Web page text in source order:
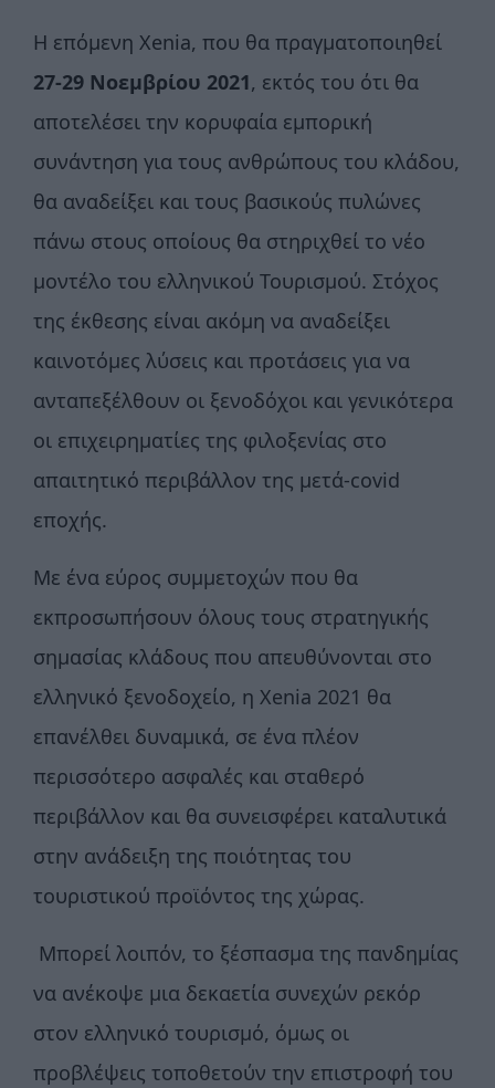
Η επόμενη Χenia, που θα πραγματοποιηθεί
27-29 Νοεμβρίου 2021, εκτός του ότι θα
αποτελέσει την κορυφαία εμπορική
συνάντηση για τους ανθρώπους του κλάδου,
θα αναδείξει και τους βασικούς πυλώνες
πάνω στους οποίους θα στηριχθεί το νέο
μοντέλο του ελληνικού Τουρισμού. Στόχος
της έκθεσης είναι ακόμη να αναδείξει
καινοτόμες λύσεις και προτάσεις για να
ανταπεξέλθουν οι ξενοδόχοι και γενικότερα
οι επιχειρηματίες της φιλοξενίας στο
απαιτητικό περιβάλλον της μετά-covid
εποχής.
Με ένα εύρος συμμετοχών που θα
εκπροσωπήσουν όλους τους στρατηγικής
σημασίας κλάδους που απευθύνονται στο
ελληνικό ξενοδοχείο, η Χenia 2021 θα
επανέλθει δυναμικά, σε ένα πλέον
περισσότερο ασφαλές και σταθερό
περιβάλλον και θα συνεισφέρει καταλυτικά
στην ανάδειξη της ποιότητας του
τουριστικού προϊόντος της χώρας.
Μπορεί λοιπόν, το ξέσπασμα της πανδημίας
να ανέκοψε μια δεκαετία συνεχών ρεκόρ
στον ελληνικό τουρισμό, όμως οι
προβλέψεις τοποθετούν την επιστροφή του